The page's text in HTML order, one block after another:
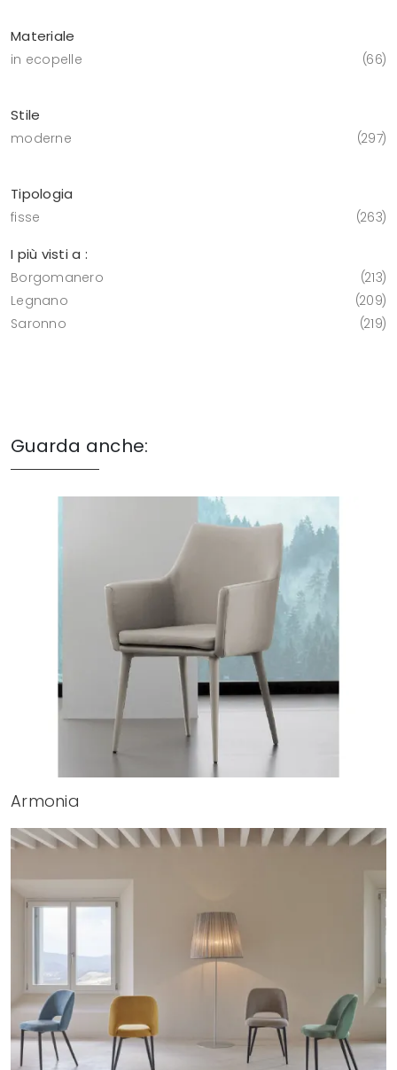
Materiale
in ecopelle 66
Stile
moderne 297
Tipologia
fisse 263
I più visti a :
Borgomanero
213
Legnano
209
Saronno
219
Guarda anche:
Armonia